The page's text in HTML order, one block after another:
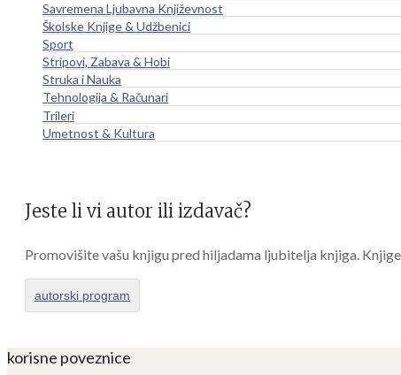
Savremena Ljubavna Književnost
Školske Knjige & Udžbenici
Sport
Stripovi, Zabava & Hobi
Struka i Nauka
Tehnologija & Računari
Trileri
Umetnost & Kultura
Jeste li vi autor ili izdavač?
Promovišite vašu knjigu pred hiljadama ljubitelja knjiga.
autorski program
korisne poveznice